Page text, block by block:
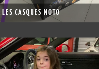
CASQUES MOTO